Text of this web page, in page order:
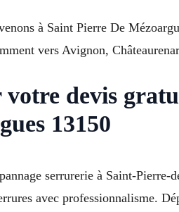
à Saint Pierre De
vers Avignon,
devis
13150
serrurerie à Saint-
avec professionnalisme.